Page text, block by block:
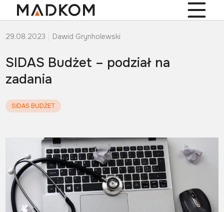
29.08.2023 Dawid Grynholewski
SIDAS Budżet – podział na
zadania
SIDAS BUDŻET